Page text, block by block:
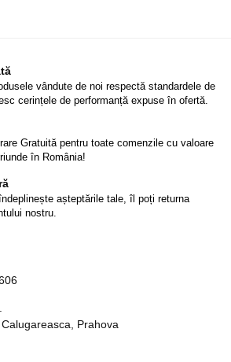
vândute de noi respectă standardele de
cerințele de performanță expuse în ofertă.
Gratuită pentru toate comenzile cu valoare
în România!
așteptările tale, îl poți returna
nostru.
Prahova